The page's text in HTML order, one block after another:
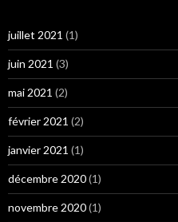
juillet 2021 (1)
juin 2021 (3)
mai 2021 (2)
février 2021 (2)
janvier 2021 (1)
décembre 2020(1)
novembre 2020(1)